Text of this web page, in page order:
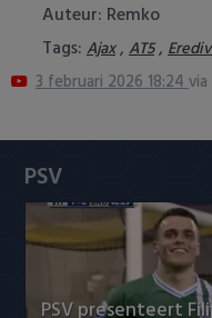
SC Heerenveen
Sparta
Vitesse
VVV Venlo
Willem II
Auteur: Remko
Tags: Ajax, AT5,
3 februari 2026 18:24via
PSV
PSV presenteert